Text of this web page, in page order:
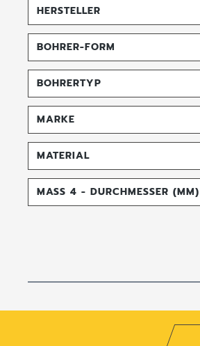
HERSTELLER
BOHRER-FORM
BOHRERTYP
MARKE
MATERIAL
MASS 4 - DURCHMESSER (MM)